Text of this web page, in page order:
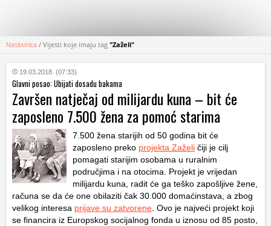
KATEGORIJE
HRVATSKI
WEB
Naslovnica / Vijesti koje imaju tag "Zaželi"
19.03.2018. (07:33)
Glavni posao: Ubijati dosadu bakama
Završen natječaj od milijardu kuna – bit će
zaposleno 7.500 žena za pomoć starima
7.500 žena starijih od 50 godina bit će
zaposleno preko projekta Zaželi čiji je cilj
pomagati starijim osobama u ruralnim
područjima i na otocima. Projekt je vrijedan
milijardu kuna, radit će ga teško zapošljive žene,
računa se da će one obilaziti čak 30.000 domaćinstava, a zbog
velikog interesa prijave su zatvorene . Ovo je najveći projekt koji
se financira iz Europskog socijalnog fonda u iznosu od 85 posto,